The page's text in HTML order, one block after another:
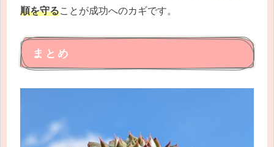
順を守ることが成功へのカギです。
まとめ